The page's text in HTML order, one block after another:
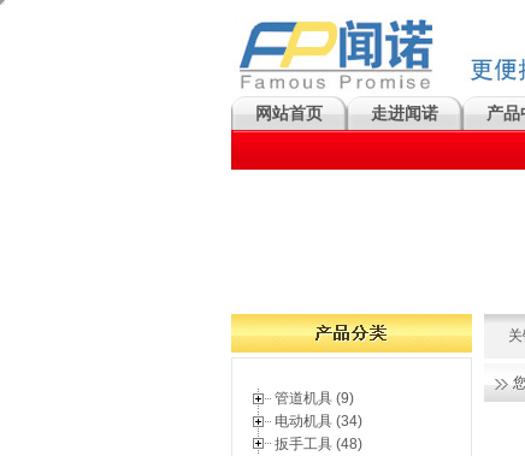
网站首页 走进闻诺 产品
管道机具 (9)
电动机具 (34)
扳手工具 (48)
关